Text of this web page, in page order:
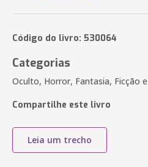
Código do livro: 530064
Categorias
Oculto, Horror, Fantasia, Ficção
Compartilhe este livro
Leia um trecho